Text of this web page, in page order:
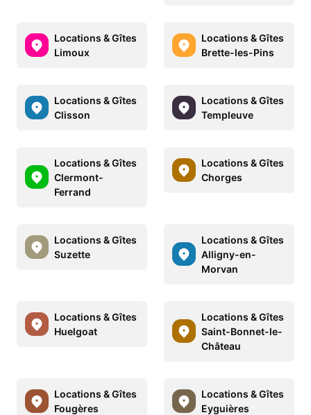
Locations & Gîtes
Limoux
Locations & Gîtes
Brette-les-Pins
Locations & Gîtes
Clisson
Locations & Gîtes
Templeuve
Locations & Gîtes
Clermont-
Ferrand
Locations & Gîtes
Chorges
Locations & Gîtes
Suzette
Locations & Gîtes
Alligny-en-
Morvan
Locations & Gîtes
Huelgoat
Locations & Gîtes
Saint-Bonnet-le-
Château
Locations & Gîtes
Fougères
Locations & Gîtes
Eyguières